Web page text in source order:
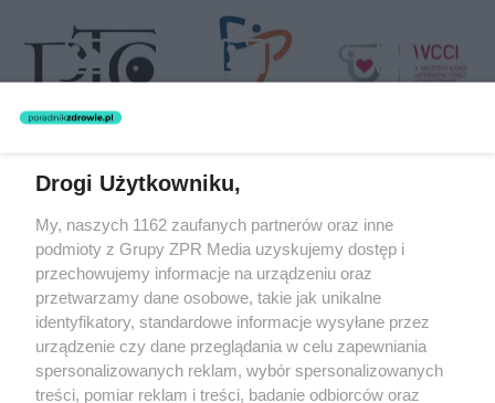
Żaden utwór zamieszczony w serwisie nie może być powielany i
rozpowszechniany lub dalej rozpowszechniany w jakikolwiek sposób
(w tym także elektroniczny lub mechaniczny) na jakimkolwiek polu
eksploatacji w jakiejkolwiek formie, włącznie z umieszczaniem w
Internecie bez pisemnej zgody właściciela praw. Jakiekolwiek użycie
lub wykorzystanie utworów w całości lub w części z naruszeniem
prawa, tzn. bez właściwej zgody, jest zabronione pod groźbą kary i
może być ścigane prawnie.
Drogi Użytkowniku,
My, naszych 1162 zaufanych partnerów oraz inne
podmioty z Grupy ZPR Media uzyskujemy dostęp i
przechowujemy informacje na urządzeniu oraz
przetwarzamy dane osobowe, takie jak unikalne
identyfikatory, standardowe informacje wysyłane przez
urządzenie czy dane przeglądania w celu zapewniania
spersonalizowanych reklam, wybór spersonalizowanych
treści, pomiar reklam i treści, badanie odbiorców oraz